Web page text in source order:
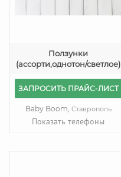
Ползунки
(ассорти,однотон/светлое)
ЗАПРОСИТЬ ПРАЙС-ЛИСТ
Baby Boom, Ставрополь
Показать телефоны